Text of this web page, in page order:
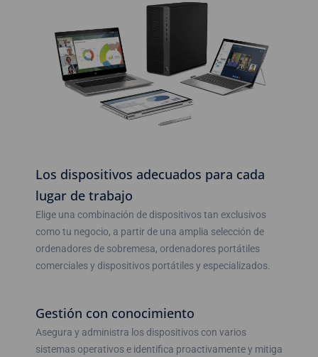
Los dispositivos adecuados para cada
lugar de trabajo
Elige una combinación de dispositivos tan exclusivos
como tu negocio, a partir de una amplia selección de
ordenadores de sobremesa, ordenadores portátiles
comerciales y dispositivos portátiles y especializados.
Gestión con conocimiento
Asegura y administra los dispositivos con varios
sistemas operativos e identifica proactivamente y mitiga